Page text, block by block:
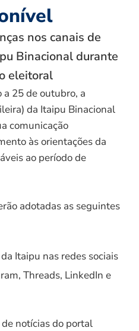
nos canais de
Binacional durante
eleitoral
25 de outubro, a
da Itaipu Binacional
comunicação
às orientações da
ao período de
adotadas as seguintes
Itaipu nas redes sociais
Threads, LinkedIn e
notícias do portal